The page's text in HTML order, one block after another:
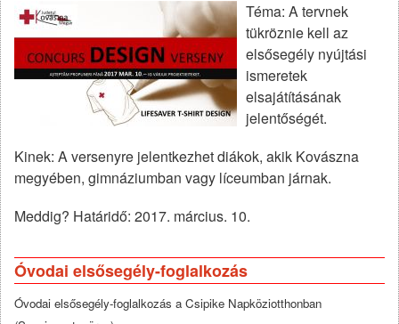
Téma: A tervnek
tükröznie kell az
elsősegély nyújtási
ismeretek
elsajátításának
jelentőségét.
Kinek: A versenyre jelentkezhet diákok, akik Kovászna
megyében, gimnáziumban vagy líceumban járnak.
Meddig? Határidő: 2017. március. 10.
Óvodai elsősegély-foglalkozás
Óvodai elsősegély-foglalkozás a Csipike Napköziotthonban